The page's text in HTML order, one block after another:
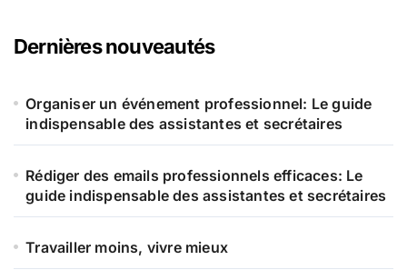
r
c
e
Dernières nouveautés
Organiser un événement professionnel: Le guide
indispensable des assistantes et secrétaires
Rédiger des emails professionnels efficaces: Le
guide indispensable des assistantes et secrétaires
Travailler moins, vivre mieux